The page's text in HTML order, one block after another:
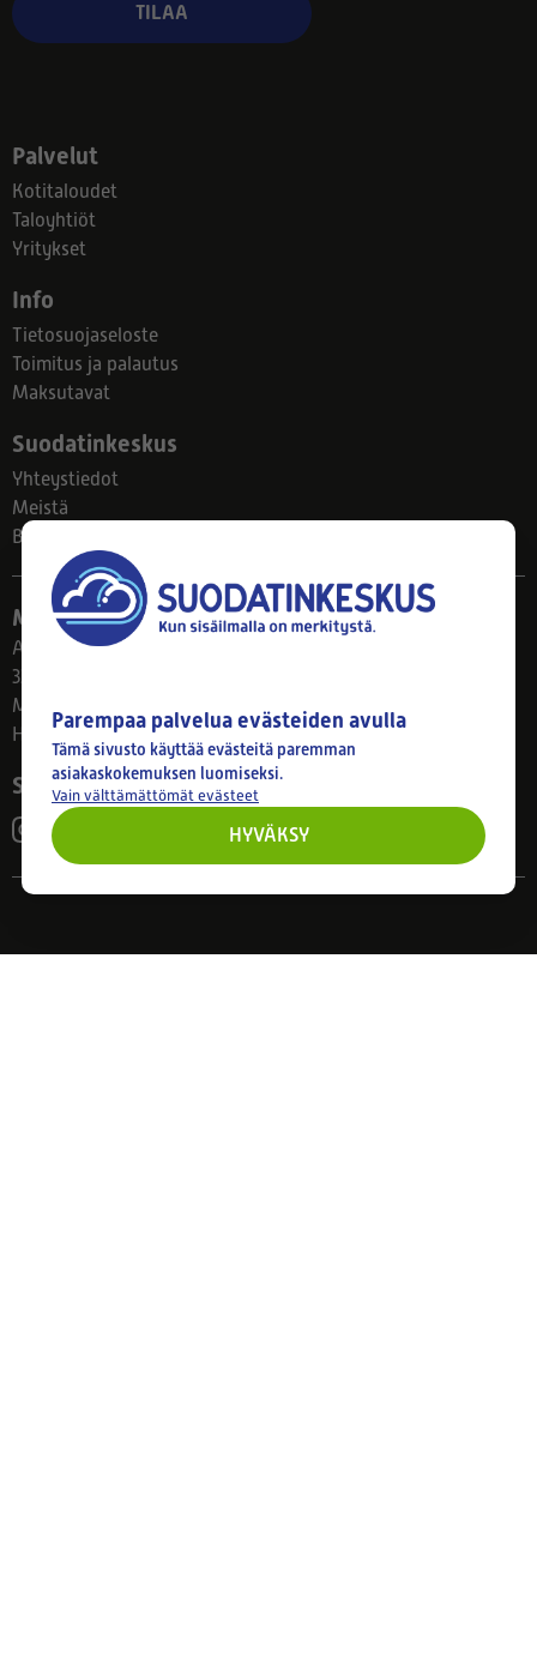
TILAA
Palvelut
Kotitaloudet
Taloyhtiöt
Yritykset
Info
Tietosuojaseloste
Toimitus ja palautus
Maksutavat
Suodatinkeskus
Yhteystiedot
Meistä
Blogi
Myymälä
Ahlmanintie 61
33800 Tampere
Ma–Pe 8–17
Huom! Myymälän poikkeusaukiolot: 27.7.-21.8. klo 8-16
Seuraa meitä
Parempaa palvelua evästeiden avulla
Tämä sivusto käyttää evästeitä paremman
asiakaskokemuksen luomiseksi.
Vain välttämättömät evästeet
HYVÄKSY